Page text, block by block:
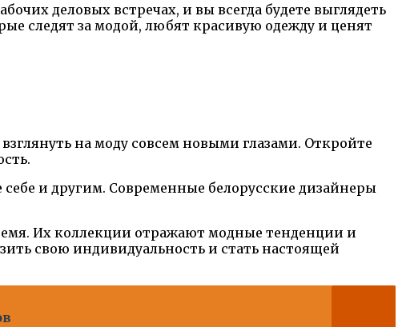
деловых встречах, и вы всегда будете выглядеть
следят за модой, любят красивую одежду и ценят
на моду совсем новыми глазами. Откройте
себе и другим. Современные белорусские дизайнеры
Их коллекции отражают модные тенденции и
свою индивидуальность и стать настоящей